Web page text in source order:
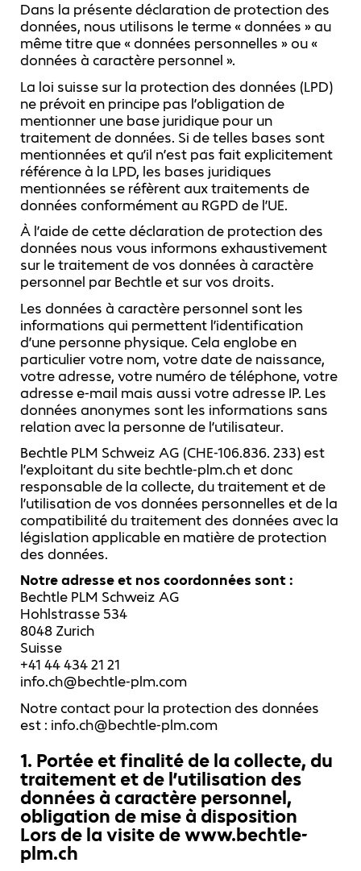
Dans la présente déclaration de protection des
données, nous utilisons le terme « données » au
même titre que « données personnelles » ou «
données à caractère personnel ».
La loi suisse sur la protection des données (LPD)
ne prévoit en principe pas l’obligation de
mentionner une base juridique pour un
traitement de données. Si de telles bases sont
mentionnées et qu’il n’est pas fait explicitement
référence à la LPD, les bases juridiques
mentionnées se réfèrent aux traitements de
données conformément au RGPD de l’UE.
À l’aide de cette déclaration de protection des
données nous vous informons exhaustivement
sur le traitement de vos données à caractère
personnel par Bechtle et sur vos droits.
Les données à caractère personnel sont les
informations qui permettent l’identification
d’une personne physique. Cela englobe en
particulier votre nom, votre date de naissance,
votre adresse, votre numéro de téléphone, votre
adresse e-mail mais aussi votre adresse IP. Les
données anonymes sont les informations sans
relation avec la personne de l’utilisateur.
Bechtle PLM Schweiz AG (CHE-106.836. 233) est
l’exploitant du site bechtle-plm.ch et donc
responsable de la collecte, du traitement et de
l’utilisation de vos données personnelles et de la
compatibilité du traitement des données avec la
législation applicable en matière de protection
des données.
Notre adresse et nos coordonnées sont :
Bechtle PLM Schweiz AG
Hohlstrasse 534
8048 Zurich
Suisse
+41 44 434 21 21
info.ch@bechtle-plm.com
Notre contact pour la protection des données
est : info.ch@bechtle-plm.com
1. Portée et finalité de la collecte, du
traitement et de l’utilisation des
données à caractère personnel,
obligation de mise à disposition
Lors de la visite de www.bechtle-
plm.ch